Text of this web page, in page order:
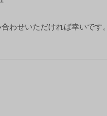
わせいただければ幸いです。